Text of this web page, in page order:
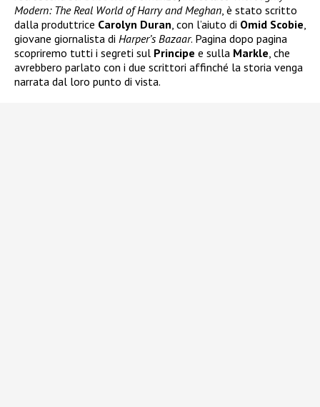
Modern: The Real World of Harry and Meghan, è stato scritto
dalla produttrice Carolyn Duran, con l’aiuto di Omid Scobie,
giovane giornalista di Harper’s Bazaar. Pagina dopo pagina
scopriremo tutti i segreti sul Principe e sulla Markle, che
avrebbero parlato con i due scrittori affinché la storia venga
narrata dal loro punto di vista.